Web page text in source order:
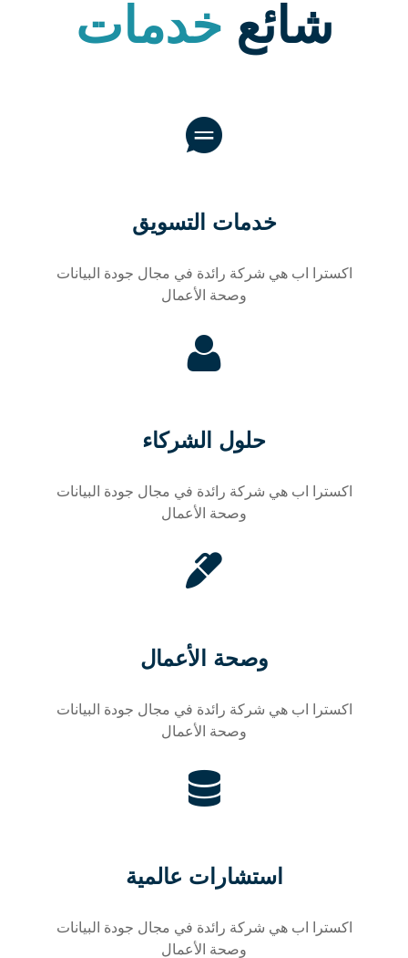
شائع خدمات
خدمات التسويق
اکسترا اب هي شركة رائدة في مجال جودة البيانات
وصحة الأعمال
حلول الشركاء
اکسترا اب هي شركة رائدة في مجال جودة البيانات
وصحة الأعمال
وصحة الأعمال
اکسترا اب هي شركة رائدة في مجال جودة البيانات
وصحة الأعمال
استشارات عالمية
اکسترا اب هي شركة رائدة في مجال جودة البيانات
وصحة الأعمال